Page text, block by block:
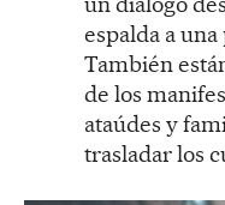
espalda a
También
de los
ataúdes y
trasladar los